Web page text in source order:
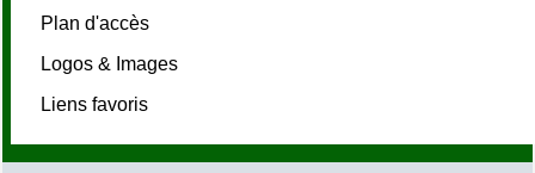
Plan d'accès
Logos & Images
Liens favoris